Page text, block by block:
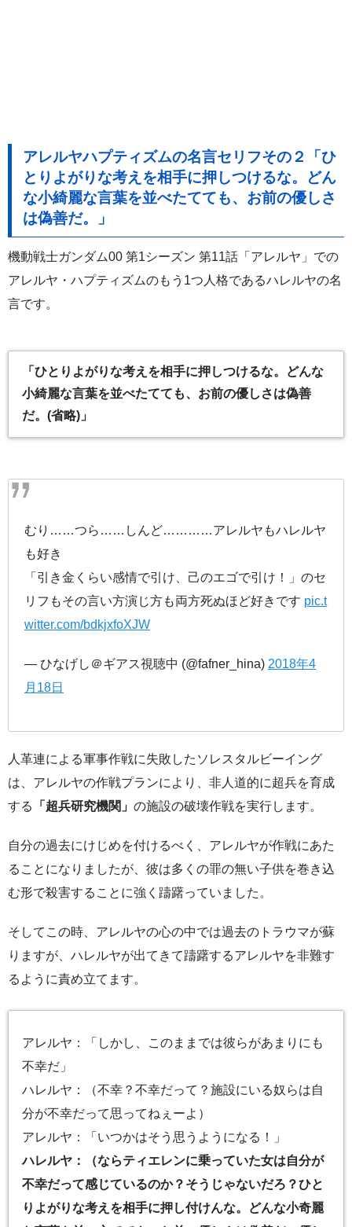
アレルヤハプティズムの名言セリフその２「ひ
とりよがりな考えを相手に押しつけるな。どん
な小綺麗な言葉を並べたてても、お前の優しさ
は偽善だ。」
機動戦士ガンダム00 第1シーズン 第11話「アレルヤ」での
アレルヤ・ハプティズムのもう1つ人格であるハレルヤの名
言です。
「ひとりよがりな考えを相手に押しつけるな。どんな
小綺麗な言葉を並べたてても、お前の優しさは偽善
だ。(省略)」
むり……つら……しんど…………アレルヤもハレルヤ
も好き
「引き金くらい感情で引け、己のエゴで引け！」のセ
リフもその言い方演じ方も両方死ぬほど好きです pic.t
witter.com/bdkjxfoXJW
— ひなげし＠ギアス視聴中 (@fafner_hina) 2018年4
月18日
人革連による軍事作戦に失敗したソレスタルビーイング
は、アレルヤの作戦プランにより、非人道的に超兵を育成
する
「超兵研究機関」 の施設の破壊作戦を実行します。
自分の過去にけじめを付けるべく、アレルヤが作戦にあた
ることになりましたが、彼は多くの罪の無い子供を巻き込
む形で殺害することに強く躊躇っていました。
そしてこの時、アレルヤの心の中では過去のトラウマが蘇
りますが、ハレルヤが出てきて躊躇するアレルヤを非難す
るように責め立てます。
アレルヤ：「しかし、このままでは彼らがあまりにも
不幸だ」
ハレルヤ：（不幸？不幸だって？施設にいる奴らは自
分が不幸だって思ってねぇーよ）
アレルヤ：「いつかはそう思うようになる！」
ハレルヤ：（ならティエレンに乗っていた女は自分が
不幸だって感じているのか？そうじゃないだろ？ひと
りよがりな考えを相手に押し付けんな。どんな小奇麗